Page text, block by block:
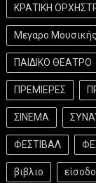
ΚΡΑΤΙΚΗ
Μεγαρο
ΠΑΙΔΙΚΟ ΘΕΑΤΡΟ
ΠΡΕΜΙΕΡΕΣ
ΣΙΝΕΜΑ
ΦΕΣΤΙΒΑΛ
βιβλιο